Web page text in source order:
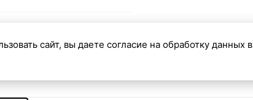
сайт, вы даете согласие на обработку данных в